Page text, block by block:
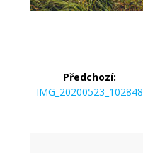
Navigace
pro
Předchozí:
Předchozí
IMG_20200523_102848